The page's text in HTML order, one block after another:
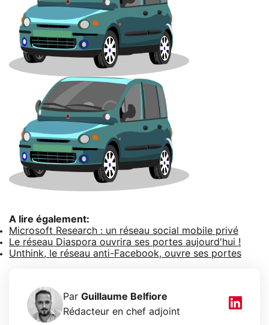
A lire également:
Microsoft Research : un réseau social mobile privé
Le réseau Diaspora ouvrira ses portes aujourd'hui !
Unthink, le réseau anti-Facebook, ouvre ses portes
Par Guillaume Belfiore
Rédacteur en chef adjoint